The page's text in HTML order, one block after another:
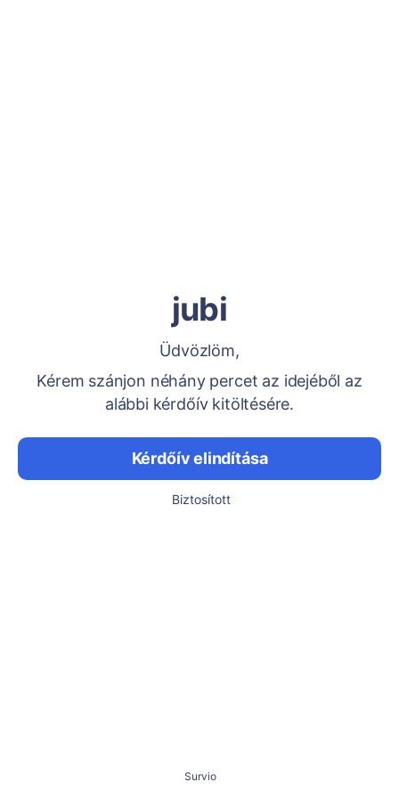
jubi
Üdvözlöm,
Kérem szánjon néhány percet az idejéből az
alábbi kérdőív kitöltésére.
Kérdőív elindítása
Biztosított
Survio